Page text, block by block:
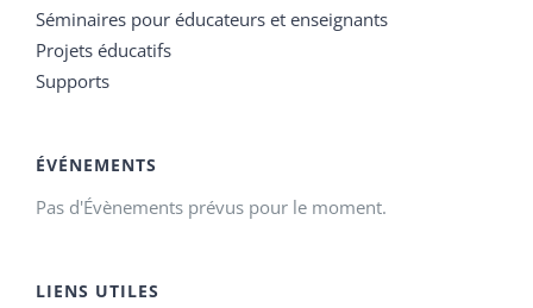
Séminaires pour éducateurs et enseignants
Projets éducatifs
Supports
ÉVÉNEMENTS
Pas d'Évènements prévus pour le moment.
LIENS UTILES